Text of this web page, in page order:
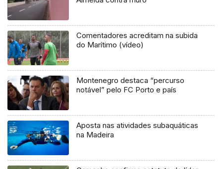
Comentadores acreditam na subida
do Marítimo (vídeo)
Montenegro destaca “percurso
notável” pelo FC Porto e país
Aposta nas atividades subaquáticas
na Madeira